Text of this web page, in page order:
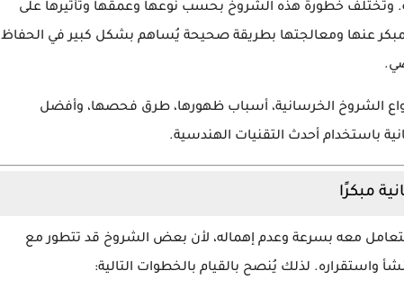
وتختلف خطورة هذه الشروخ بحسب نوعها وعمقها وتأثيرها على
عنها ومعالجتها بطريقة صحيحة يُساهم بشكل كبير في الحفاظ
الشروخ الخرسانية، أسباب ظهورها، طرق فحصها، وأفضل
باستخدام أحدث التقنيات الهندسية.
مبكرًا
معه بسرعة وعدم إهماله، لأن بعض الشروخ قد تتطور مع
واستقراره. لذلك يُنصح بالقيام بالخطوات التالية: